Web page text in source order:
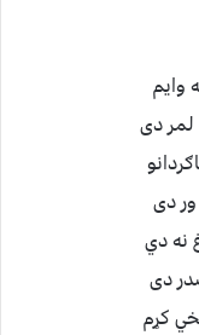
دى
دى
نه دي
دى
كړم